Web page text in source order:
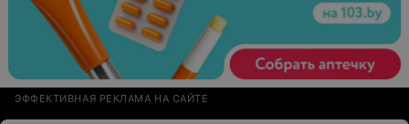
ЭФФЕКТИВНАЯ РЕКЛАМА НА САЙТЕ